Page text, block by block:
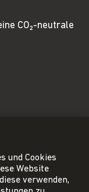
CO₂-neutrale
und Cookies
Website
verwenden,